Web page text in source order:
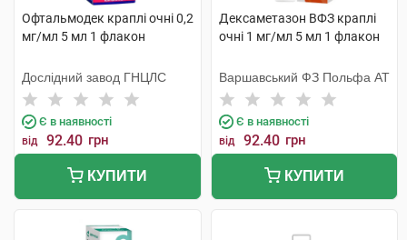
Офтальмодек краплі очні 0,2
мг/мл 5 мл 1 флакон
Дослідний завод ГНЦЛС
Є в наявності
від 92.40 грн
КУПИТИ
Дексаметазон ВФЗ краплі
очні 1 мг/мл 5 мл 1 флакон
Варшавський ФЗ Польфа АТ
Є в наявності
від 92.40 грн
КУПИТИ